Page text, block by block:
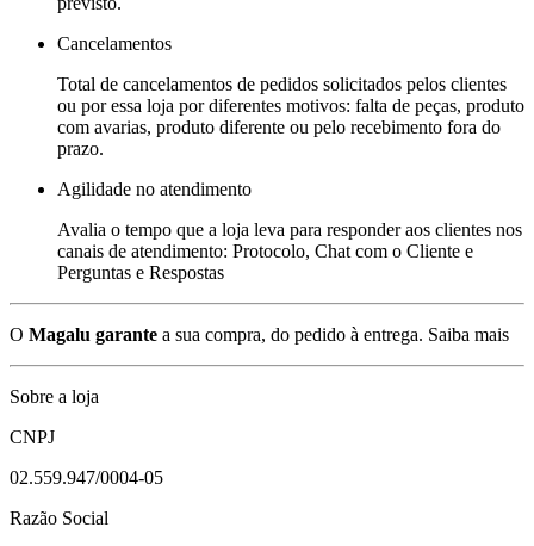
Cancelamentos
Total de cancelamentos de pedidos solicitados pelos clientes
ou por essa loja por diferentes motivos: falta de peças, produto
com avarias, produto diferente ou pelo recebimento fora do
prazo.
Agilidade no atendimento
Avalia o tempo que a loja leva para responder aos clientes nos
canais de atendimento: Protocolo, Chat com o Cliente e
Perguntas e Respostas
O Magalu garante a sua compra, do pedido à entrega. Saiba mais
Sobre a loja
CNPJ
02.559.947/0004-05
Razão Social